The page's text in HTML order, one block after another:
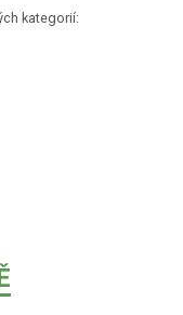
kategorií: